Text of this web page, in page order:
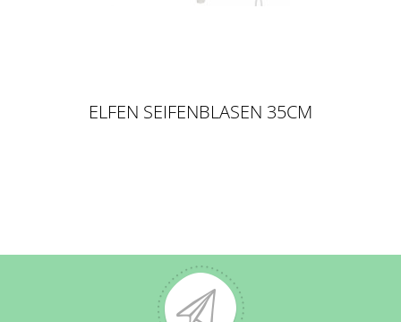
ELFEN SEIFENBLASEN 35CM